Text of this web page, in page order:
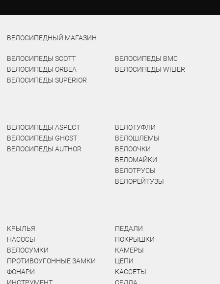
ВЕЛОСИПЕДНЫЙ МАГАЗИН
ВЕЛОСИПЕДЫ SCOTT
ВЕЛОСИПЕДЫ ORBEA
ВЕЛОСИПЕДЫ SUPERIOR
ВЕЛОСИПЕДЫ BMC
ВЕЛОСИПЕДЫ WILIER
ВЕЛОСИПЕДЫ ASPECT
ВЕЛОСИПЕДЫ GHOST
ВЕЛОСИПЕДЫ AUTHOR
ВЕЛОТУФЛИ
ВЕЛОШЛЕМЫ
ВЕЛООЧКИ
ВЕЛОМАЙКИ
ВЕЛОТРУСЫ
ВЕЛОРЕЙТУЗЫ
КРЫЛЬЯ
НАСОСЫ
ВЕЛОСУМКИ
ПРОТИВОУГОННЫЕ ЗАМКИ
ФОНАРИ
ПЕДАЛИ
ПОКРЫШКИ
КАМЕРЫ
ЦЕПИ
КАССЕТЫ